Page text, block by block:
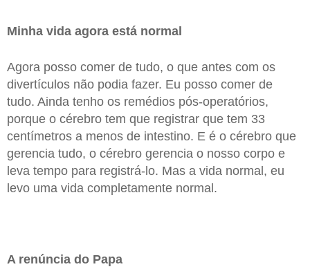
Minha vida agora está normal
Agora posso comer de tudo, o que antes com os
divertículos não podia fazer. Eu posso comer de
tudo. Ainda tenho os remédios pós-operatórios,
porque o cérebro tem que registrar que tem 33
centímetros a menos de intestino. E é o cérebro que
gerencia tudo, o cérebro gerencia o nosso corpo e
leva tempo para registrá-lo. Mas a vida normal, eu
levo uma vida completamente normal.
A renúncia do Papa